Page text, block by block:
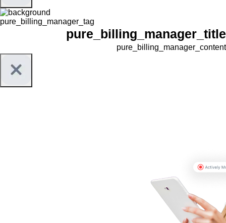
pure_billing_manager_tag
pure_billing_manager_title
pure_billing_manager_content